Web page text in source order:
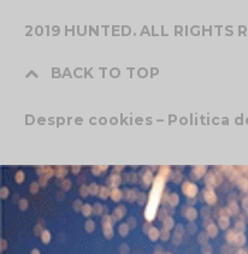
2019 HUNTED. ALL RIGHTS
BACK TO TOP
Despre cookies – Politica